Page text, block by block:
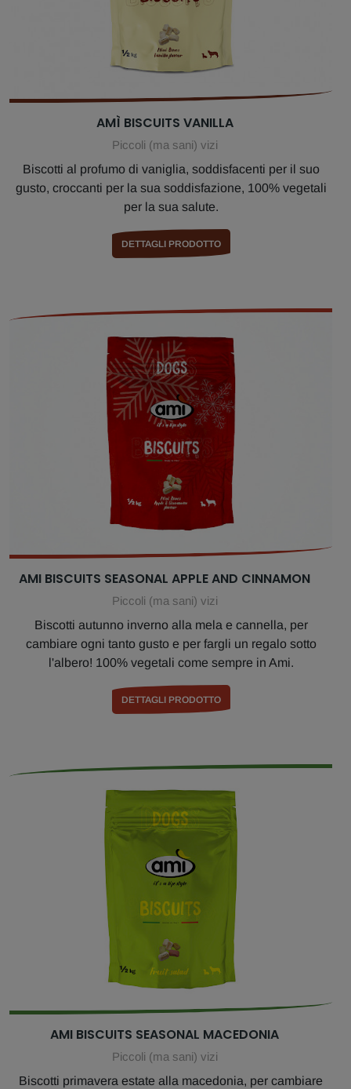
AMÌ BISCUITS VANILLA
Piccoli (ma sani) vizi
Biscotti al profumo di vaniglia, soddisfacenti per il suo
gusto, croccanti per la sua soddisfazione, 100% vegetali
per la sua salute.
DETTAGLI PRODOTTO
AMI BISCUITS SEASONAL APPLE AND CINNAMON
Piccoli (ma sani) vizi
Biscotti autunno inverno alla mela e cannella, per
cambiare ogni tanto gusto e per fargli un regalo sotto
l'albero! 100% vegetali come sempre in Ami.
DETTAGLI PRODOTTO
AMI BISCUITS SEASONAL MACEDONIA
Piccoli (ma sani) vizi
Biscotti primavera estate alla macedonia, per cambiare